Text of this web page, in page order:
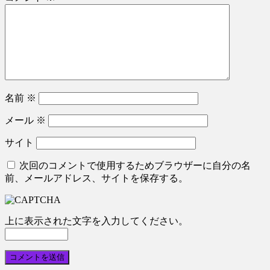
名前 ※
メール ※
サイト
次回のコメントで使用するためブラウザーに自分の名
前、メールアドレス、サイトを保存する。
上に表示された文字を入力してください。